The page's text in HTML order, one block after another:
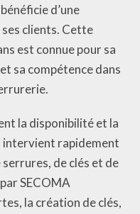
d’une
clients. Cette
est connue pour sa
sa compétence dans
la disponibilité et la
intervient rapidement
de clés et de
SECOMA
la création de clés,